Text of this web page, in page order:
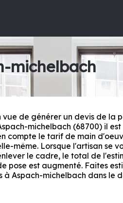
michelbach
vue de générer un devis de la
michelbach (68700) il
compte le tarif de main
même. Lorsque l'artisan se
le cadre, le total de
pose est augmenté. Faites
à Aspach-michelbach dans le